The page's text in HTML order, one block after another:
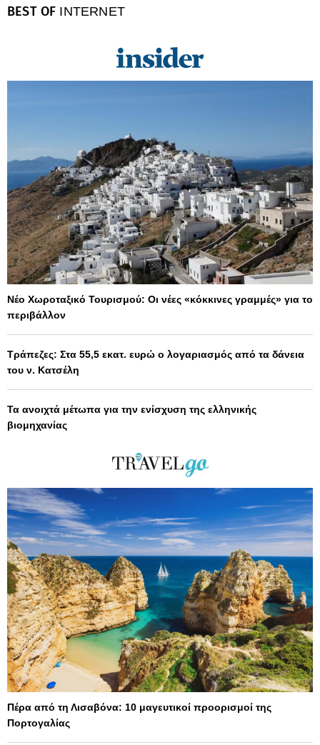
BEST OF INTERNET
Νέο Χωροταξικό Τουρισμού: Οι νέες «κόκκινες γραμμές» για το
περιβάλλον
Τράπεζες: Στα 55,5 εκατ. ευρώ ο λογαριασμός από τα δάνεια
του ν. Κατσέλη
Τα ανοιχτά μέτωπα για την ενίσχυση της ελληνικής
βιομηχανίας
Πέρα από τη Λισαβόνα: 10 μαγευτικοί προορισμοί της
Πορτογαλίας